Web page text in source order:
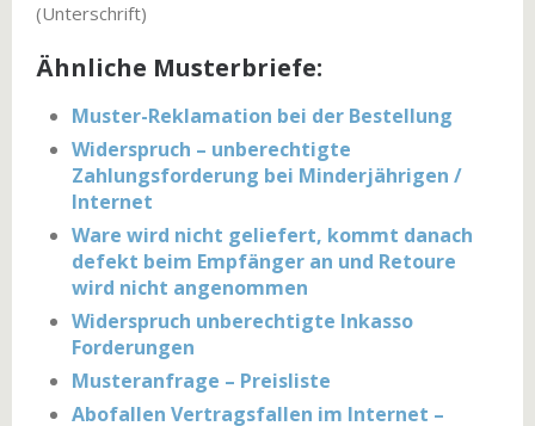
(Unterschrift)
Ähnliche Musterbriefe:
Muster-Reklamation bei der Bestellung
Widerspruch – unberechtigte
Zahlungsforderung bei Minderjährigen /
Internet
Ware wird nicht geliefert, kommt danach
defekt beim Empfänger an und Retoure
wird nicht angenommen
Widerspruch unberechtigte Inkasso
Forderungen
Musteranfrage – Preisliste
Abofallen Vertragsfallen im Internet –